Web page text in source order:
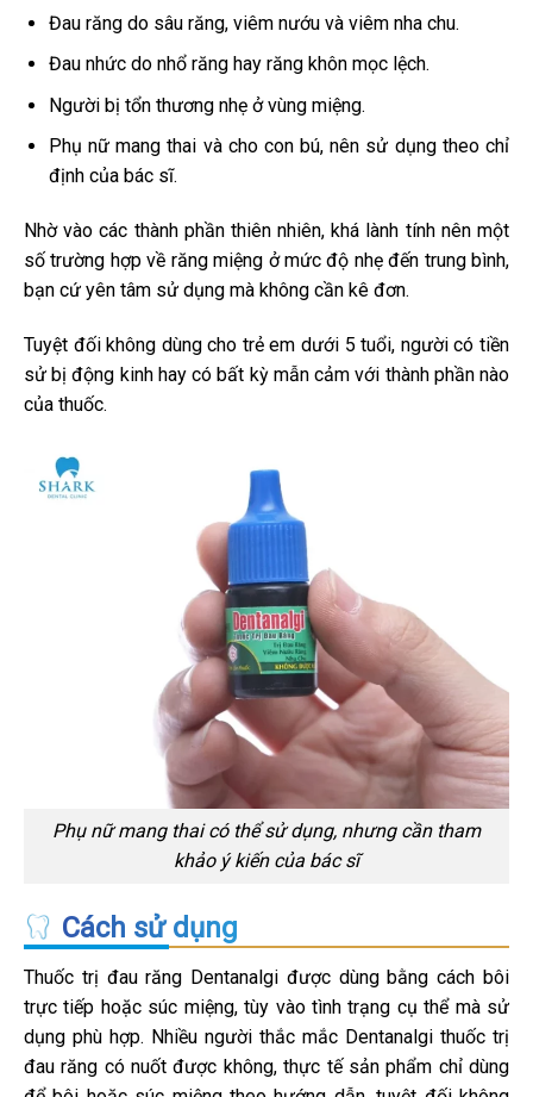
Đau răng do sâu răng, viêm nướu và viêm nha chu.
Đau nhức do nhổ răng hay răng khôn mọc lệch.
Người bị tổn thương nhẹ ở vùng miệng.
Phụ nữ mang thai và cho con bú, nên sử dụng theo chỉ
định của bác sĩ.
Nhờ vào các thành phần thiên nhiên, khá lành tính nên một
số trường hợp về răng miệng ở mức độ nhẹ đến trung bình,
bạn cứ yên tâm sử dụng mà không cần kê đơn.
Tuyệt đối không dùng cho trẻ em dưới 5 tuổi, người có tiền
sử bị động kinh hay có bất kỳ mẫn cảm với thành phần nào
của thuốc.
Phụ nữ mang thai có thể sử dụng, nhưng cần tham
khảo ý kiến của bác sĩ
Cách sử dụng
Thuốc trị đau răng Dentanalgi được dùng bằng cách bôi
trực tiếp hoặc súc miệng, tùy vào tình trạng cụ thể mà sử
dụng phù hợp. Nhiều người thắc mắc Dentanalgi thuốc trị
đau răng có nuốt được không, thực tế sản phẩm chỉ dùng